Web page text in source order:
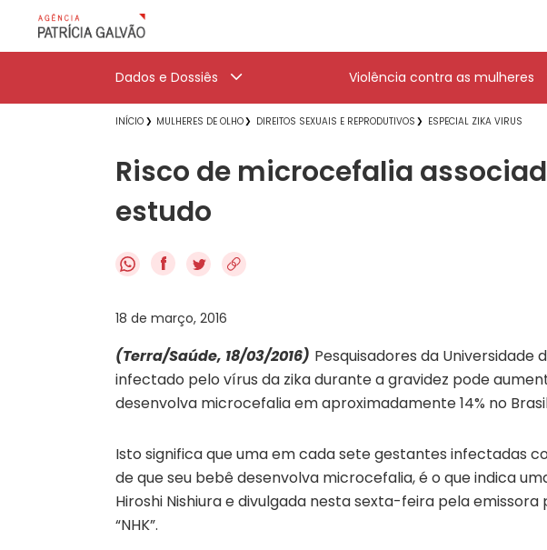
Dados e Dossiês Violência contra as mulheres
INÍCIO MULHERES DE OLHO DIREITOS SEXUAIS E REPRODUTIVOS ESPECIAL ZIKA VIRUS
Risco de microcefalia
estudo
f
18 de março, 2016
(Terra/Saúde, 18/03/2016) Pesquisadores da Universidade
infectado pelo vírus da zika durante a gravidez pode
desenvolva microcefalia em aproximadamente 14% no
Isto significa que uma em cada sete gestantes infectadas
de que seu bebê desenvolva microcefalia, é o que indica
Hiroshi Nishiura e divulgada nesta sexta-feira pela
“NHK”.